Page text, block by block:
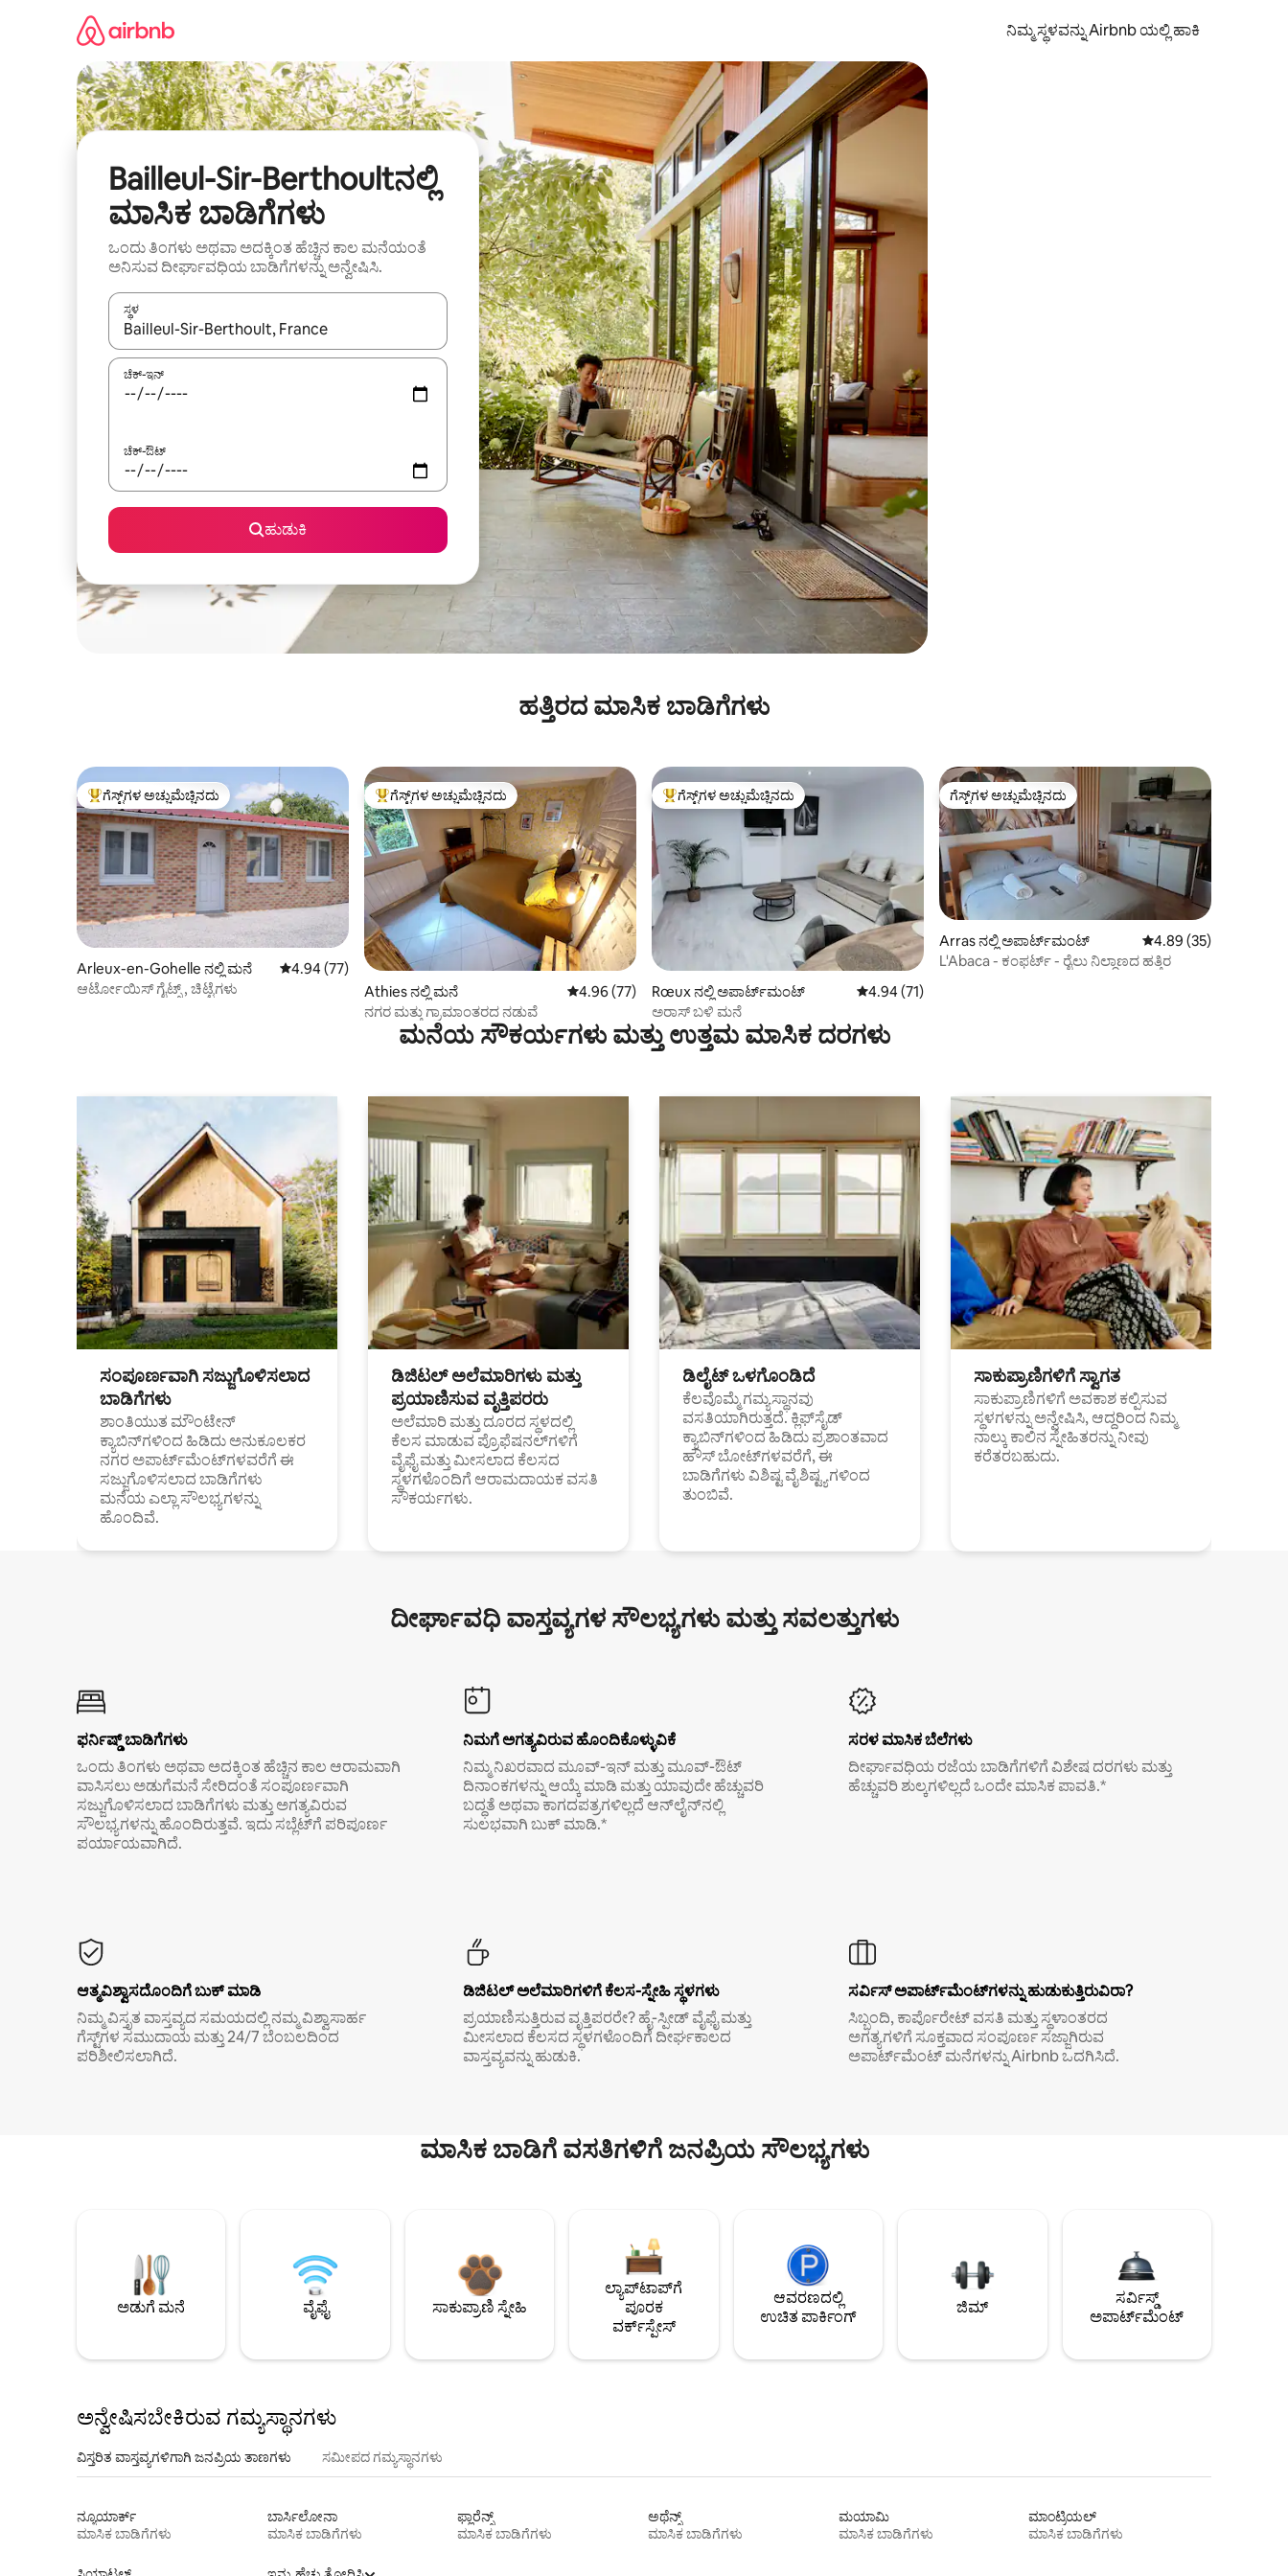
ನಿಮ್ಮ ಸ್ಥಳವನ್ನು Airbnb ಯಲ್ಲಿ ಹಾಕಿ
Bailleul-Sir-Berthoultನಲ್ಲಿ
ಮಾಸಿಕ ಬಾಡಿಗೆಗಳು
ಒಂದು ತಿಂಗಳು ಅಥವಾ ಅದಕ್ಕಿಂತ ಹೆಚ್ಚಿನ ಕಾಲ ಮನೆಯಂತೆ
ಅನಿಸುವ ದೀರ್ಘಾವಧಿಯ ಬಾಡಿಗೆಗಳನ್ನು ಅನ್ವೇಷಿಸಿ.
ಸ್ಥಳ
ಫಲಿತಾಂಶಗಳು ಲಭ್ಯವಿರುವಾಗ, ಅಪ್ ಮತ್ತು ಡೌನ್ ಬಾಣದ ಕೀಲಿಗಳೊಂದಿಗೆ ನ್ಯಾವಿಗೇಟ್ ಮಾಡಿ ಅಥವಾ ಸ್ಪರ್ಶ ಅಥವಾ ಸ್ವೈಪ್ ಗೆಸ್ಚರ್‌ಗಳ ಮೂಲಕ ಅನ್ವೇಷಿಸಿ.
ಚೆಕ್-ಇನ್
ಚೆಕ್-ಔಟ್
ಹುಡುಕಿ
ಹತ್ತಿರದ ಮಾಸಿಕ ಬಾಡಿಗೆಗಳು
ಗೆಸ್ಟ್‌ಗಳಿಗೆ ಅತಿ ಹೆಚ್ಚು ಅಚ್ಚುಮೆಚ್ಚಿನದು
ಗೆಸ್ಟ್‌ಗಳ ಅಚ್ಚುಮೆಚ್ಚಿನದು
Arleux-en-Gohelle ನಲ್ಲಿ ಮನೆ 5 ರಲ್ಲಿ 4.94 ಸರಾಸರಿ ರೇಟಿಂಗ್, 77 ವಿಮರ್ಶೆಗಳು
4.94 (77)
ಆರ್ಟೋಯಿಸ್ ಗೈಟ್ಸ್ , ಚಿಟ್ಟೆಗಳು
ಗೆಸ್ಟ್‌ಗಳಿಗೆ ಅತಿ ಹೆಚ್ಚು ಅಚ್ಚುಮೆಚ್ಚಿನದು
ಗೆಸ್ಟ್‌ಗಳ ಅಚ್ಚುಮೆಚ್ಚಿನದು
Athies ನಲ್ಲಿ ಮನೆ 5 ರಲ್ಲಿ 4.96 ಸರಾಸರಿ ರೇಟಿಂಗ್, 77 ವಿಮರ್ಶೆಗಳು
4.96 (77)
ನಗರ ಮತ್ತು ಗ್ರಾಮಾಂತರದ ನಡುವೆ
ಗೆಸ್ಟ್‌ಗಳಿಗೆ ಅತಿ ಹೆಚ್ಚು ಅಚ್ಚುಮೆಚ್ಚಿನದು
ಗೆಸ್ಟ್‌ಗಳ ಅಚ್ಚುಮೆಚ್ಚಿನದು
Rœux ನಲ್ಲಿ ಅಪಾರ್ಟ್‌ಮಂಟ್ 5 ರಲ್ಲಿ 4.94 ಸರಾಸರಿ ರೇಟಿಂಗ್, 71 ವಿಮರ್ಶೆಗಳು
4.94 (71)
ಅರಾಸ್ ಬಳಿ ಮನೆ
ಗೆಸ್ಟ್‌ಗಳ ಅಚ್ಚುಮೆಚ್ಚಿನದು
ಗೆಸ್ಟ್‌ಗಳ ಅಚ್ಚುಮೆಚ್ಚಿನದು
Arras ನಲ್ಲಿ ಅಪಾರ್ಟ್‌ಮಂಟ್ 5 ರಲ್ಲಿ 4.89 ಸರಾಸರಿ
4.89 (35)
L'Abaca - ಕಂಫರ್ಟ್ - ರೈಲು ನಿಲ್ದಾಣದ ಹತ್ತಿರ
ಮನೆಯ ಸೌಕರ್ಯಗಳು ಮತ್ತು ಉತ್ತಮ ಮಾಸಿಕ ದರಗಳು
ಸಂಪೂರ್ಣವಾಗಿ ಸಜ್ಜುಗೊಳಿಸಲಾದ
ಬಾಡಿಗೆಗಳು
ಶಾಂತಿಯುತ ಮೌಂಟೇನ್
ಕ್ಯಾಬಿನ್‌ಗಳಿಂದ ಹಿಡಿದು ಅನುಕೂಲಕರ
ನಗರ ಅಪಾರ್ಟ್‌ಮೆಂಟ್‌ಗಳವರೆಗೆ ಈ
ಸಜ್ಜುಗೊಳಿಸಲಾದ ಬಾಡಿಗೆಗಳು
ಮನೆಯ ಎಲ್ಲಾ ಸೌಲಭ್ಯಗಳನ್ನು
ಹೊಂದಿವೆ.
ಡಿಜಿಟಲ್ ಅಲೆಮಾರಿಗಳು ಮತ್ತು
ಪ್ರಯಾಣಿಸುವ ವೃತ್ತಿಪರರು
ಅಲೆಮಾರಿ ಮತ್ತು ದೂರದ ಸ್ಥಳದಲ್ಲಿ
ಕೆಲಸ ಮಾಡುವ ಪ್ರೊಫೆಷನಲ್‌ಗಳಿಗೆ
ವೈಫೈ ಮತ್ತು ಮೀಸಲಾದ ಕೆಲಸದ
ಸ್ಥಳಗಳೊಂದಿಗೆ ಆರಾಮದಾಯಕ ವಸತಿ
ಸೌಕರ್ಯಗಳು.
ಡಿಲೈಟ್ ಒಳಗೊಂಡಿದೆ
ಕೆಲವೊಮ್ಮೆ ಗಮ್ಯಸ್ಥಾನವು
ವಸತಿಯಾಗಿರುತ್ತದೆ. ಕ್ಲಿಫ್‌ಸೈಡ್
ಕ್ಯಾಬಿನ್‌ಗಳಿಂದ ಹಿಡಿದು ಪ್ರಶಾಂತವಾದ
ಹೌಸ್ ಬೋಟ್‌ಗಳವರೆಗೆ, ಈ
ಬಾಡಿಗೆಗಳು ವಿಶಿಷ್ಟ ವೈಶಿಷ್ಟ್ಯಗಳಿಂದ
ತುಂಬಿವೆ.
ಸಾಕುಪ್ರಾಣಿಗಳಿಗೆ ಸ್ವಾಗತ
ಸಾಕುಪ್ರಾಣಿಗಳಿಗೆ ಅವಕಾಶ ಕಲ್ಪಿಸುವ
ಸ್ಥಳಗಳನ್ನು ಅನ್ವೇಷಿಸಿ, ಆದ್ದರಿಂದ ನಿಮ್ಮ
ನಾಲ್ಕು ಕಾಲಿನ ಸ್ನೇಹಿತರನ್ನು ನೀವು
ಕರೆತರಬಹುದು.
ದೀರ್ಘಾವಧಿ ವಾಸ್ತವ್ಯಗಳ ಸೌಲಭ್ಯಗಳು ಮತ್ತು ಸವಲತ್ತುಗಳು
ಫರ್ನಿಷ್ಡ್ ಬಾಡಿಗೆಗಳು
ಒಂದು ತಿಂಗಳು ಅಥವಾ ಅದಕ್ಕಿಂತ ಹೆಚ್ಚಿನ ಕಾಲ ಆರಾಮವಾಗಿ
ವಾಸಿಸಲು ಅಡುಗೆಮನೆ ಸೇರಿದಂತೆ ಸಂಪೂರ್ಣವಾಗಿ
ಸಜ್ಜುಗೊಳಿಸಲಾದ ಬಾಡಿಗೆಗಳು ಮತ್ತು ಅಗತ್ಯವಿರುವ
ಸೌಲಭ್ಯಗಳನ್ನು ಹೊಂದಿರುತ್ತವೆ. ಇದು ಸಬ್ಲೆಟ್‌ಗೆ ಪರಿಪೂರ್ಣ
ಪರ್ಯಾಯವಾಗಿದೆ.
ನಿಮಗೆ ಅಗತ್ಯವಿರುವ ಹೊಂದಿಕೊಳ್ಳುವಿಕೆ
ನಿಮ್ಮ ನಿಖರವಾದ ಮೂವ್-ಇನ್ ಮತ್ತು ಮೂವ್-ಔಟ್
ದಿನಾಂಕಗಳನ್ನು ಆಯ್ಕೆ ಮಾಡಿ ಮತ್ತು ಯಾವುದೇ ಹೆಚ್ಚುವರಿ
ಬದ್ಧತೆ ಅಥವಾ ಕಾಗದಪತ್ರಗಳಿಲ್ಲದೆ ಆನ್‌ಲೈನ್‌ನಲ್ಲಿ
ಸುಲಭವಾಗಿ ಬುಕ್ ಮಾಡಿ.*
ಸರಳ ಮಾಸಿಕ ಬೆಲೆಗಳು
ದೀರ್ಘಾವಧಿಯ ರಜೆಯ ಬಾಡಿಗೆಗಳಿಗೆ ವಿಶೇಷ ದರಗಳು ಮತ್ತು
ಹೆಚ್ಚುವರಿ ಶುಲ್ಕಗಳಿಲ್ಲದೆ ಒಂದೇ ಮಾಸಿಕ ಪಾವತಿ.*
ಆತ್ಮವಿಶ್ವಾಸದೊಂದಿಗೆ ಬುಕ್ ಮಾಡಿ
ನಿಮ್ಮ ವಿಸ್ತೃತ ವಾಸ್ತವ್ಯದ ಸಮಯದಲ್ಲಿ ನಮ್ಮ ವಿಶ್ವಾಸಾರ್ಹ
ಗೆಸ್ಟ್‌ಗಳ ಸಮುದಾಯ ಮತ್ತು 24/7 ಬೆಂಬಲದಿಂದ
ಪರಿಶೀಲಿಸಲಾಗಿದೆ.
ಡಿಜಿಟಲ್ ಅಲೆಮಾರಿಗಳಿಗೆ ಕೆಲಸ-ಸ್ನೇಹಿ ಸ್ಥಳಗಳು
ಪ್ರಯಾಣಿಸುತ್ತಿರುವ ವೃತ್ತಿಪರರೇ? ಹೈ-ಸ್ಪೀಡ್ ವೈಫೈ ಮತ್ತು
ಮೀಸಲಾದ ಕೆಲಸದ ಸ್ಥಳಗಳೊಂದಿಗೆ ದೀರ್ಘಕಾಲದ
ವಾಸ್ತವ್ಯವನ್ನು ಹುಡುಕಿ.
ಸರ್ವಿಸ್ ಅಪಾರ್ಟ್‌ಮೆಂಟ್‌ಗಳನ್ನು ಹುಡುಕುತ್ತಿರುವಿರಾ?
ಸಿಬ್ಬಂದಿ, ಕಾರ್ಪೊರೇಟ್ ವಸತಿ ಮತ್ತು ಸ್ಥಳಾಂತರದ
ಅಗತ್ಯಗಳಿಗೆ ಸೂಕ್ತವಾದ ಸಂಪೂರ್ಣ ಸಜ್ಜಾಗಿರುವ
ಅಪಾರ್ಟ್‌ಮೆಂಟ್ ಮನೆಗಳನ್ನು Airbnb ಒದಗಿಸಿದೆ.
ಮಾಸಿಕ ಬಾಡಿಗೆ ವಸತಿಗಳಿಗೆ ಜನಪ್ರಿಯ ಸೌಲಭ್ಯಗಳು
ಅಡುಗೆ ಮನೆ ವೈಫೈ ಸಾಕುಪ್ರಾಣಿ ಸ್ನೇಹಿ
ಲ್ಯಾಪ್‌ಟಾಪ್‌ಗೆ
ಪೂರಕ
ವರ್ಕ್‌ಸ್ಪೇಸ್
ಆವರಣದಲ್ಲಿ
ಉಚಿತ ಪಾರ್ಕಿಂಗ್
ಜಿಮ್
ಸರ್ವಿಸ್ಡ್
ಅಪಾರ್ಟ್‌ಮೆಂಟ್
ಅನ್ವೇಷಿಸಬೇಕಿರುವ ಗಮ್ಯಸ್ಥಾನಗಳು
ವಿಸ್ತರಿತ ವಾಸ್ತವ್ಯಗಳಿಗಾಗಿ ಜನಪ್ರಿಯ ತಾಣಗಳು ಸಮೀಪದ ಗಮ್ಯಸ್ಥಾನಗಳು
ನ್ಯೂಯಾರ್ಕ್
ಮಾಸಿಕ ಬಾಡಿಗೆಗಳು
ಬಾರ್ಸಿಲೋನಾ
ಮಾಸಿಕ ಬಾಡಿಗೆಗಳು
ಫ್ಲಾರೆನ್ಸ್
ಮಾಸಿಕ ಬಾಡಿಗೆಗಳು
ಅಥೆನ್ಸ್
ಮಾಸಿಕ ಬಾಡಿಗೆಗಳು
ಮಯಾಮಿ
ಮಾಸಿಕ ಬಾಡಿಗೆಗಳು
ಮಾಂಟ್ರಿಯಲ್
ಮಾಸಿಕ ಬಾಡಿಗೆಗಳು